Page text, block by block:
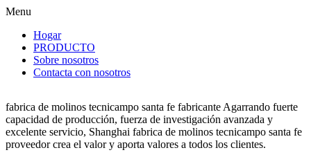
Menu
Hogar
PRODUCTO
Sobre nosotros
Contacta con nosotros
fabrica de molinos tecnicampo santa fe fabricante Agarrando fuerte
capacidad de producción, fuerza de investigación avanzada y
excelente servicio, Shanghai fabrica de molinos tecnicampo santa fe
proveedor crea el valor y aporta valores a todos los clientes.